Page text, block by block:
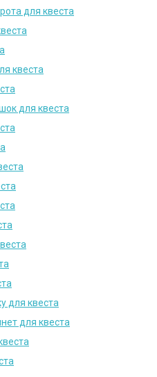
для квеста
квеста
для квеста
для квеста
для квеста